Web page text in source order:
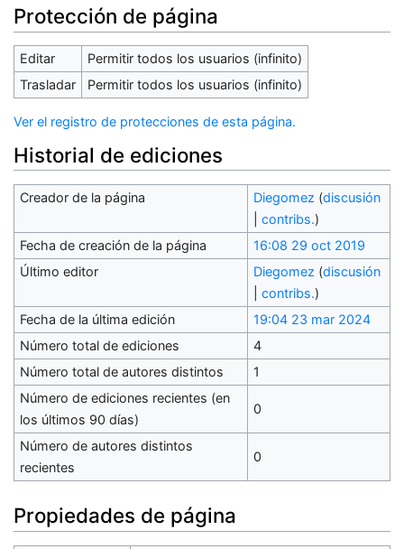
Protección de página
Editar
Permitir todos los usuarios (infinito)
Trasladar
Permitir todos los usuarios (infinito)
Ver el registro de protecciones de esta página.
Historial de ediciones
Creador de la página Diegomez (discusión
contribs.)
Fecha de creación de la página
16:08 29 oct 2019
Último editor
Diegomez (discusión
contribs.)
Fecha de la última edición
19:04 23 mar 2024
Número total de ediciones
4
Número total de autores distintos
1
Número de ediciones recientes (en
los últimos 90 días)
0
Número de autores distintos
recientes
0
Propiedades de página